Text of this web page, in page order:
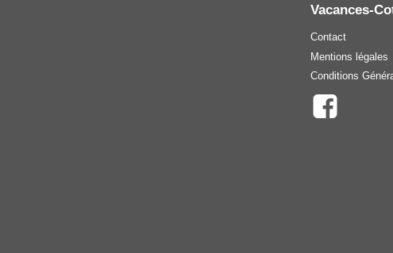
Vacances-
Contact
Mentions légales
Conditions